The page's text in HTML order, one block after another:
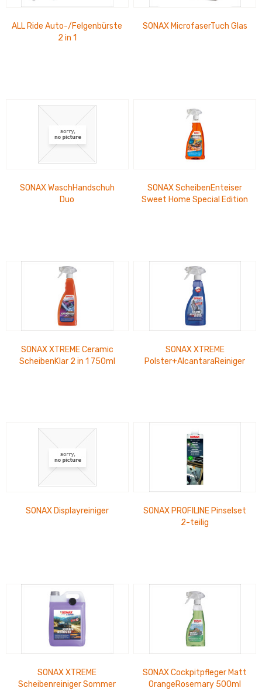
ALL Ride Auto-/Felgenbürste
2 in 1
SONAX MicrofaserTuch Glas
SONAX WaschHandschuh
Duo
SONAX ScheibenEnteiser
Sweet Home Special Edition
SONAX XTREME Ceramic
ScheibenKlar 2 in 1 750ml
SONAX XTREME
Polster+AlcantaraReiniger
SONAX Displayreiniger
SONAX PROFILINE Pinselset
2-teilig
SONAX XTREME
Scheibenreiniger Sommer
SONAX Cockpitpfleger Matt
OrangeRosemary 500ml